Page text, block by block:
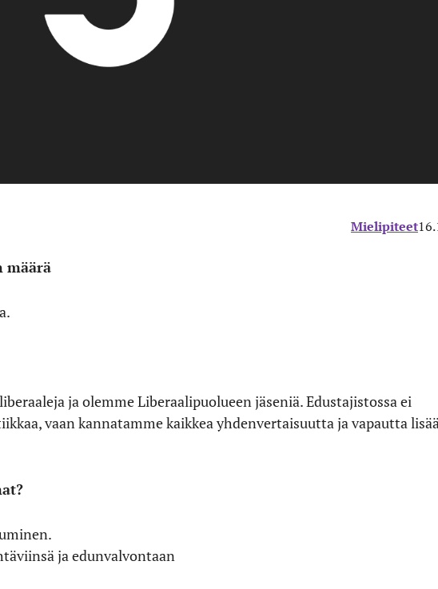
Mielipiteet
määrä
ja olemme Liberaalipuolueen jäseniä. Edustajistossa ei
vaan kannatamme kaikkea yhdenvertaisuutta ja vapautta
ja edunvalvontaan